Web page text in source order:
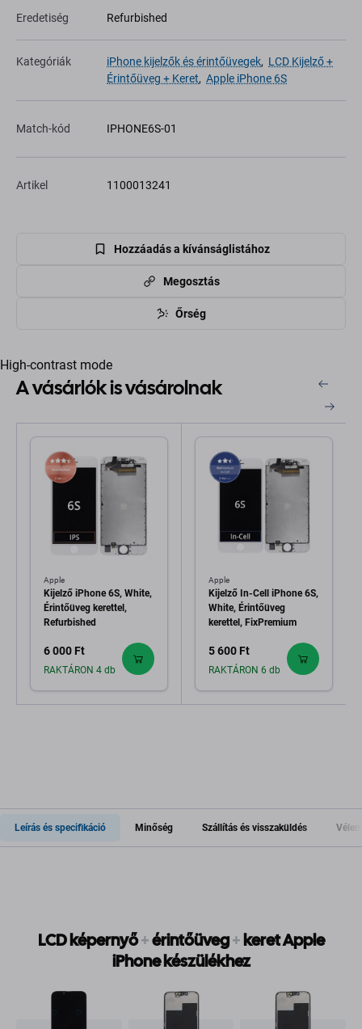
Eredetiség Refurbished
Kategóriák iPhone kijelzők és érintőüvegek, LCD Kijelző +
Érintőüveg + Keret, Apple iPhone 6S
Match-kód IPHONE6S-01
Artikel 1100013241
Hozzáadás a kívánságlistához
Megosztás
Őrség
High-contrast mode
A vásárlók is vásárolnak
Apple
Kijelző iPhone 6S, White,
Érintőüveg kerettel,
Refurbished
6 000 Ft
RAKTÁRON 4 db
Apple
Kijelző In-Cell iPhone 6S,
White, Érintőüveg
kerettel, FixPremium
5 600 Ft
RAKTÁRON 6 db
Leírás és specifikáció Minőség Szállítás és visszaküldés
LCD képernyő+érintőüveg+keret Apple
iPhone készülékhez